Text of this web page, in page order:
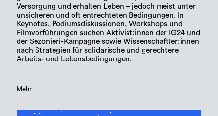
Versorgung und erhalten Leben – jedoch meist unter
unsicheren und oft entrechteten Bedingungen. In
Keynotes, Podiumsdiskussionen, Workshops und
Filmvorführungen suchen Aktivist:innen der IG24 und
der Sezonieri-Kampagne sowie Wissenschaftler:innen
nach Strategien für solidarische und gerechtere
Arbeits- und Lebensbedingungen.
Mehr